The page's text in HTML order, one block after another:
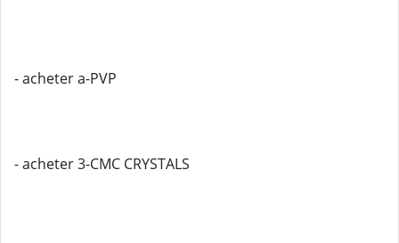
- acheter a-PVP
- acheter 3-CMC CRYSTALS